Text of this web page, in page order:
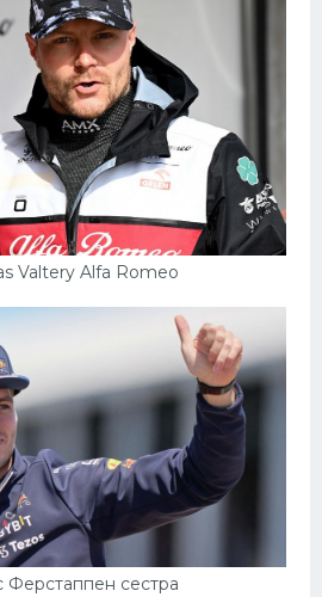
Valtery Alfa Romeo
Ферстаппен сестра